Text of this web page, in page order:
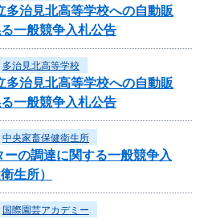
治見北高等学校への自動販
一般競争入札公告
多治見北高等学校
治見北高等学校への自動販
一般競争入札公告
中央家畜保健衛生所
ーの調達に関する一般競争入
生所）
国際園芸アカデミー